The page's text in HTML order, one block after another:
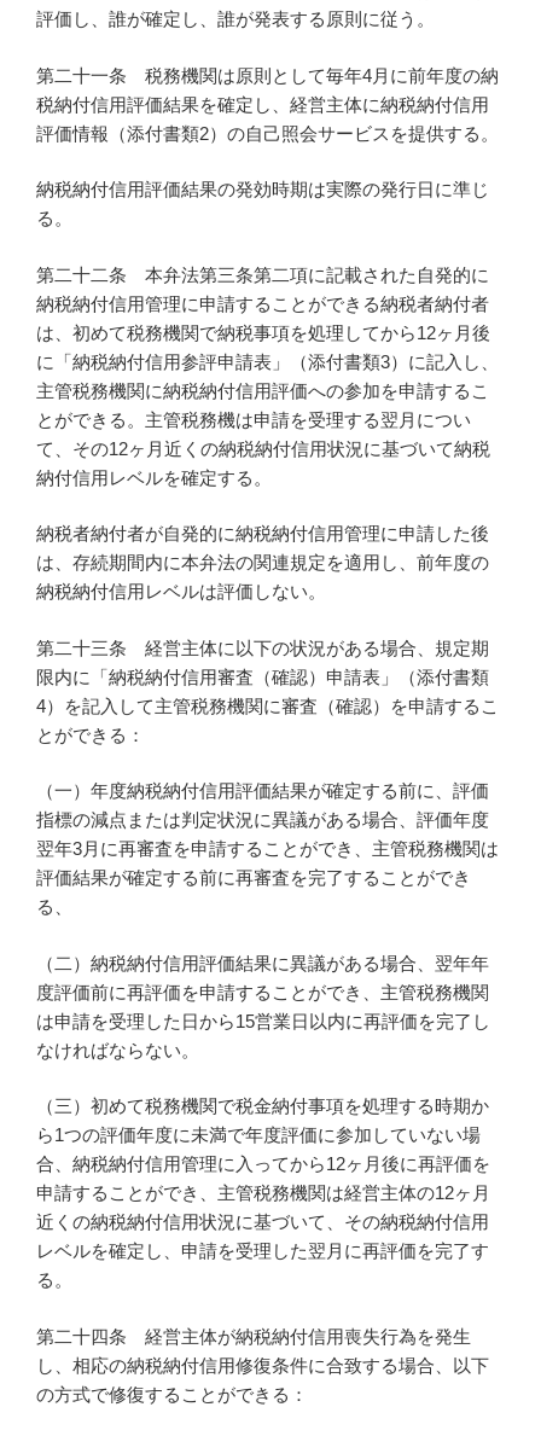
評価し、誰が確定し、誰が発表する原則に従う。
第二十一条 税務機関は原則として毎年4月に前年度の納
税納付信用評価結果を確定し、経営主体に納税納付信用
評価情報（添付書類2）の自己照会サービスを提供する。
納税納付信用評価結果の発効時期は実際の発行日に準じ
る。
第二十二条 本弁法第三条第二項に記載された自発的に
納税納付信用管理に申請することができる納税者納付者
は、初めて税務機関で納税事項を処理してから12ヶ月後
に「納税納付信用参評申請表」（添付書類3）に記入し、
主管税務機関に納税納付信用評価への参加を申請するこ
とができる。主管税務機は申請を受理する翌月につい
て、その12ヶ月近くの納税納付信用状況に基づいて納税
納付信用レベルを確定する。
納税者納付者が自発的に納税納付信用管理に申請した後
は、存続期間内に本弁法の関連規定を適用し、前年度の
納税納付信用レベルは評価しない。
第二十三条 経営主体に以下の状況がある場合、規定期
限内に「納税納付信用審査（確認）申請表」（添付書類
4）を記入して主管税務機関に審査（確認）を申請するこ
とができる：
（一）年度納税納付信用評価結果が確定する前に、評価
指標の減点または判定状況に異議がある場合、評価年度
翌年3月に再審査を申請することができ、主管税務機関は
評価結果が確定する前に再審査を完了することができ
る、
（二）納税納付信用評価結果に異議がある場合、翌年年
度評価前に再評価を申請することができ、主管税務機関
は申請を受理した日から15営業日以内に再評価を完了し
なければならない。
（三）初めて税務機関で税金納付事項を処理する時期か
ら1つの評価年度に未満で年度評価に参加していない場
合、納税納付信用管理に入ってから12ヶ月後に再評価を
申請することができ、主管税務機関は経営主体の12ヶ月
近くの納税納付信用状況に基づいて、その納税納付信用
レベルを確定し、申請を受理した翌月に再評価を完了す
る。
第二十四条 経営主体が納税納付信用喪失行為を発生
し、相応の納税納付信用修復条件に合致する場合、以下
の方式で修復することができる：